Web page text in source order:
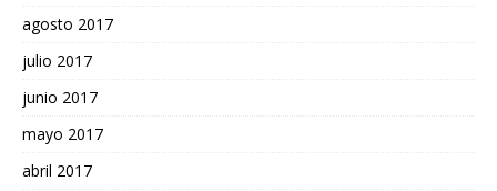
agosto 2017
julio 2017
junio 2017
mayo 2017
abril 2017